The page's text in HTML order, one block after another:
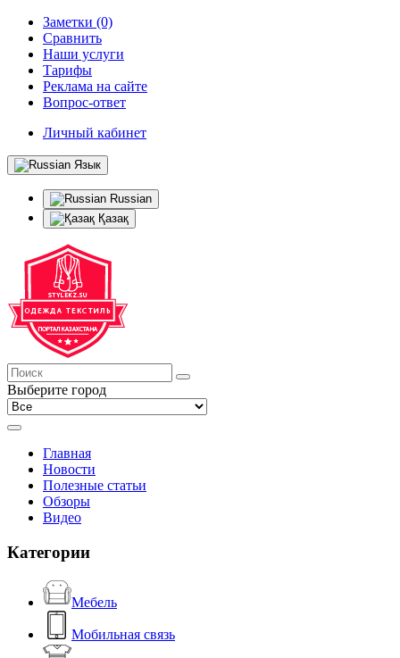
Заметки (0)
Сравнить
Наши услуги
Тарифы
Реклама на сайте
Вопрос-ответ
Личный кабинет
Язык
Russian
Қазақ
Выберите город
Главная
Новости
Полезные статьи
Обзоры
Видео
Категории
Мебель
Мобильная связь